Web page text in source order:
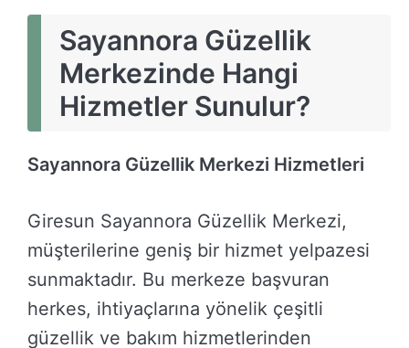
Sayannora Güzellik
Merkezinde Hangi
Hizmetler Sunulur?
Sayannora Güzellik Merkezi Hizmetleri
Giresun Sayannora Güzellik Merkezi,
müşterilerine geniş bir hizmet yelpazesi
sunmaktadır. Bu merkeze başvuran
herkes, ihtiyaçlarına yönelik çeşitli
güzellik ve bakım hizmetlerinden